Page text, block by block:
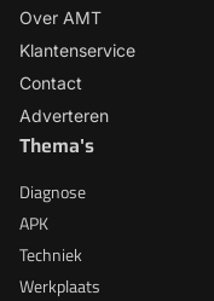
Over AMT
Klantenservice
Contact
Adverteren
Thema's
Diagnose
APK
Techniek
Werkplaats